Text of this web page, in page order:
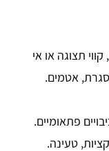
תצוגה או אי
אטמים.
פתאומיים.
טעינה.